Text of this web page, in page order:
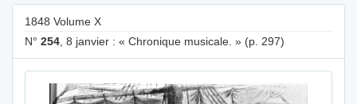
1848 Volume X
N° 254, 8 janvier : « Chronique musicale. » (p. 297)